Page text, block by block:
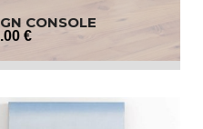
CONSOLE
.00 €